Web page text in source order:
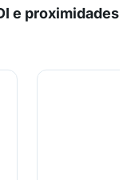
e proximidades